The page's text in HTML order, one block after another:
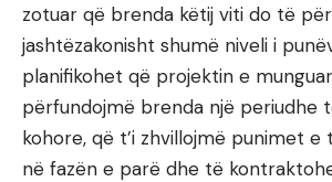
zotuar që brenda këtij viti do të
jashtëzakonisht shumë niveli i
planifikohet që projektin e
përfundojmë brenda një periudhe
kohore, që t’i zhvillojmë punimet e
në fazën e parë dhe të